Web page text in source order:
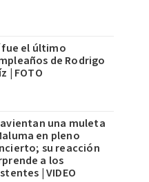
fue el último
de Rodrigo
| FOTO
una muleta
en pleno
su reacción
a los
| VIDEO